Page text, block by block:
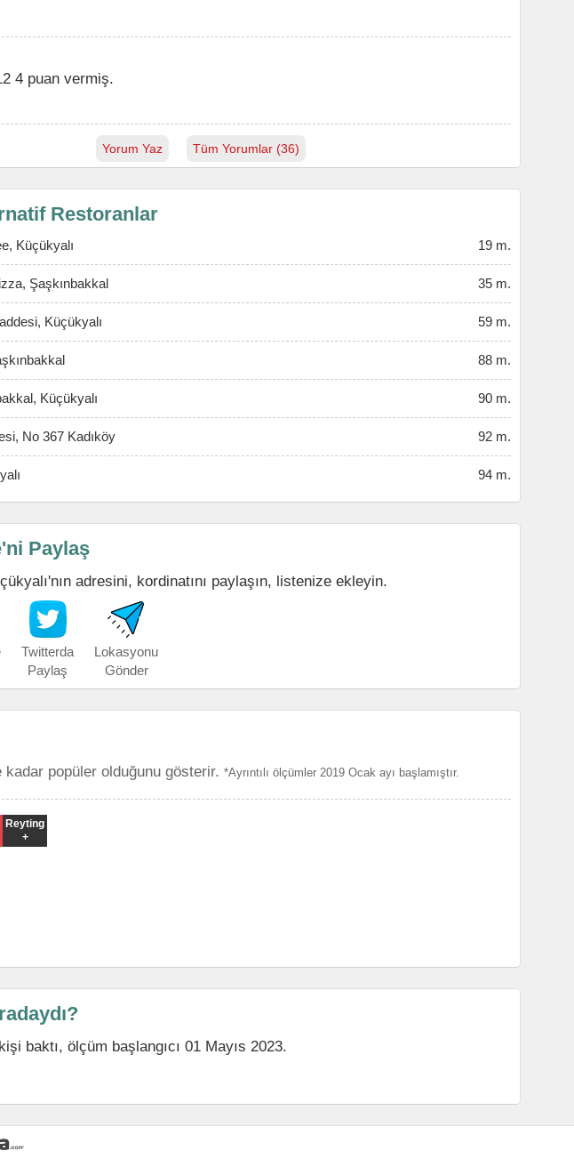
4 puan vermiş.
Yorum Yaz Tüm Yorumlar (36)
Restoranlar
Küçükyalı 19 m.
Şaşkınbakkal 35 m.
Küçükyalı 59 m.
88 m.
Küçükyalı 90 m.
No 367 Kadıköy 92 m.
94 m.
Paylaş
adresini, kordinatını paylaşın, listenize ekleyin.
Twitterda
Paylaş
Lokasyonu
Gönder
kadar popüler olduğunu gösterir. *Ayrıntılı ölçümler 2019 Ocak ayı başlamıştır.
Reyting
+
baktı, ölçüm başlangıcı 01 Mayıs 2023.